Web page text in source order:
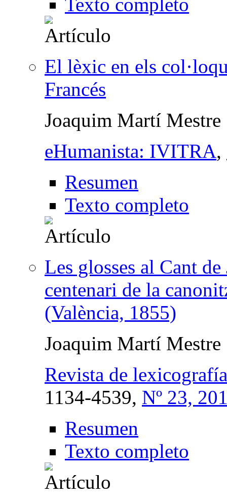
El lèxic en els
Francés
Joaquim Martí Mestre
eHumanista: IVITRA,
Resumen
Texto completo
Les glosses al Cant
centenari de la
(València, 1855)
Joaquim Martí Mestre
Revista de lexicografía
1134-4539, Nº 23,
Resumen
Texto completo